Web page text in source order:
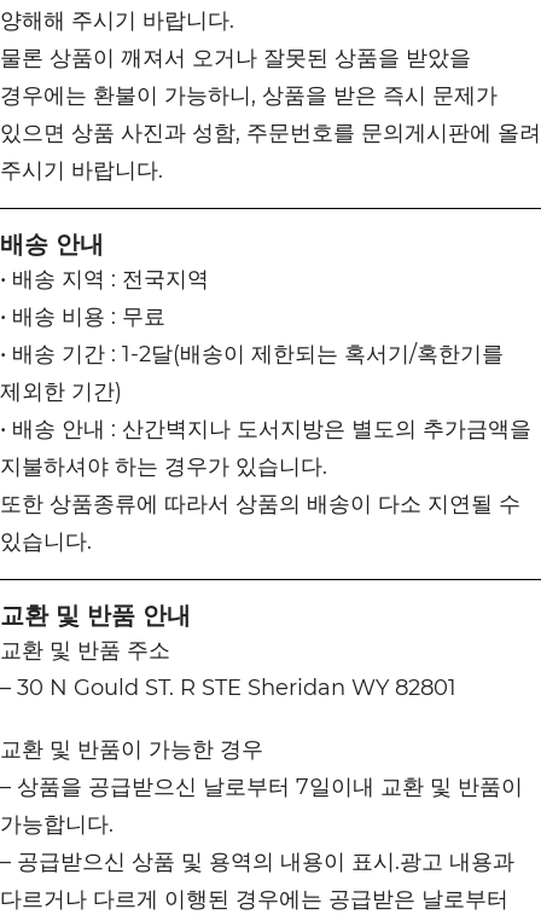
양해해 주시기 바랍니다.
물론 상품이 깨져서 오거나 잘못된 상품을 받았을
경우에는 환불이 가능하니, 상품을 받은 즉시 문제가
있으면 상품 사진과 성함, 주문번호를 문의게시판에 올려
주시기 바랍니다.
배송 안내
• 배송 지역 : 전국지역
• 배송 비용 : 무료
• 배송 기간 : 1-2달(배송이 제한되는 혹서기/혹한기를
제외한 기간)
• 배송 안내 : 산간벽지나 도서지방은 별도의 추가금액을
지불하셔야 하는 경우가 있습니다.
또한 상품종류에 따라서 상품의 배송이 다소 지연될 수
있습니다.
교환 및 반품 안내
교환 및 반품 주소
– 30 N Gould ST. R STE Sheridan WY 82801
교환 및 반품이 가능한 경우
– 상품을 공급받으신 날로부터 7일이내 교환 및 반품이
가능합니다.
– 공급받으신 상품 및 용역의 내용이 표시.광고 내용과
다르거나 다르게 이행된 경우에는 공급받은 날로부터